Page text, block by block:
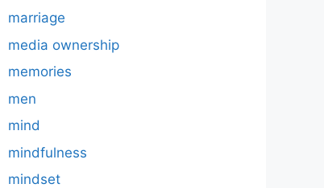
marriage
media ownership
memories
men
mind
mindfulness
mindset